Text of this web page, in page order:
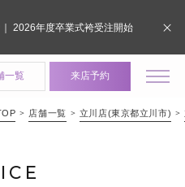
一覧 来店予約
店舗一覧 立川店(東京都立川市)
2026年度卒業式袴受注開始